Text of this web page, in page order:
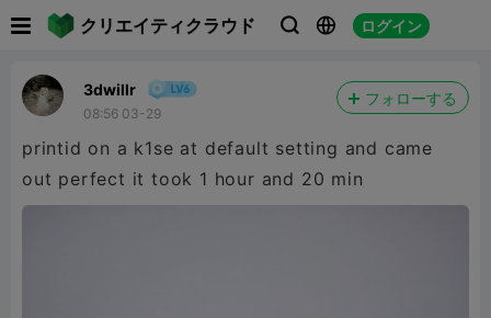
クリエイティクラウド   ログイン
3dwillr
08:56 03-29
フォローする
printid on a k1se at default setting and came
out perfect it took 1 hour and 20 min